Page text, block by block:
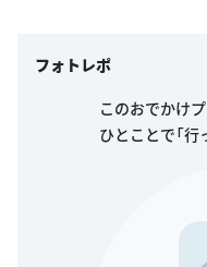
フォトレポ
このおでかけ
ひとことで「行